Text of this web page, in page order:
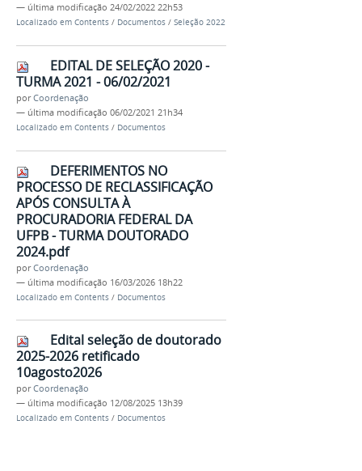
— última modificação 24/02/2022 22h53
Localizado em Contents / Documentos / Seleção 2022
EDITAL DE SELEÇÃO 2020 -
TURMA 2021 - 06/02/2021
porCoordenação
— última modificação 06/02/2021 21h34
Localizado em Contents / Documentos
DEFERIMENTOS NO
PROCESSO DE RECLASSIFICAÇÃO
APÓS CONSULTA À
PROCURADORIA FEDERAL DA
UFPB - TURMA DOUTORADO
2024.pdf
porCoordenação
— última modificação 16/03/2026 18h22
Localizado em Contents / Documentos
Edital seleção de doutorado
2025-2026 retificado
10agosto2026
porCoordenação
— última modificação 12/08/2025 13h39
Localizado em Contents / Documentos